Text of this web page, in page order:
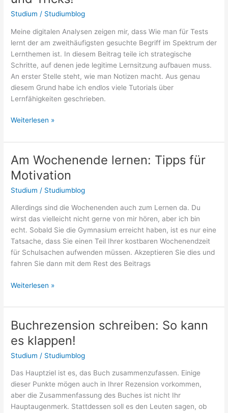
verwirrt
Studium / Studiumblog
Meine digitalen Analysen zeigen mir, dass Wie man für Tests
lernt der am zweithäufigsten gesuchte Begriff im Spektrum der
Lernthemen ist. In diesem Beitrag teile ich strategische
Schritte, auf denen jede legitime Lernsitzung aufbauen muss.
An erster Stelle steht, wie man Notizen macht. Aus genau
diesem Grund habe ich endlos viele Tutorials über
Lernfähigkeiten geschrieben.
Auf
Test
Tipps
und
Tricks!
Weiterlesen »
Am Wochenende lernen: Tipps für
Motivation
Studium / Studiumblog
Allerdings sind die Wochenenden auch zum Lernen da. Du
wirst das vielleicht nicht gerne von mir hören, aber ich bin
echt. Sobald Sie die Gymnasium erreicht haben, ist es nur eine
Tatsache, dass Sie einen Teil Ihrer kostbaren Wochenendzeit
für Schulsachen aufwenden müssen. Akzeptieren Sie dies und
fahren Sie dann mit dem Rest des Beitrags
Am
lernen:
für
Motivation
Weiterlesen »
Buchrezension schreiben: So kann
es klappen!
Studium / Studiumblog
Das Hauptziel ist es, das Buch zusammenzufassen. Einige
dieser Punkte mögen auch in Ihrer Rezension vorkommen,
aber die Zusammenfassung des Buches ist nicht Ihr
Hauptaugenmerk. Stattdessen soll es den Leuten sagen, ob